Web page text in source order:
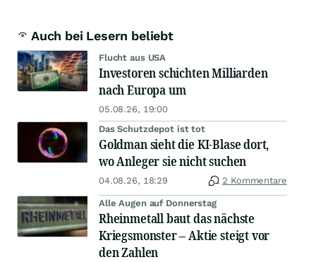
Auch bei Lesern beliebt
Flucht aus USA
Investoren schichten Milliarden
nach Europa um
05.08.26, 19:00
Das Schutzdepot ist tot
Goldman sieht die KI-Blase dort,
wo Anleger sie nicht suchen
04.08.26, 18:29 2 Kommentare
Alle Augen auf Donnerstag
Rheinmetall baut das nächste
Kriegsmonster – Aktie steigt vor
den Zahlen